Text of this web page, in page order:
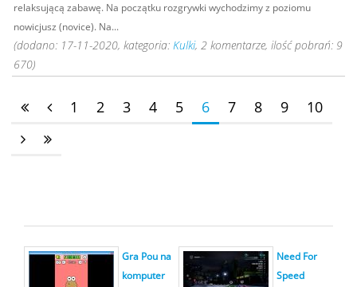
relaksującą zabawę. Na początku rozgrywki wychodzimy z poziomu
nowicjusz (novice). Na...
(dodano: 17-11-2020, kategoria: Kulki, 2 komentarze, ilość pobrań: 9
670)
1 2 3 4 5 6 7 8 9 10
Gra Pou na
komputer
Need For
Speed